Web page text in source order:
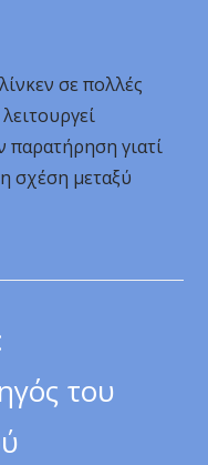
σε πολλές
παρατήρηση γιατί
σχέση μεταξύ
του